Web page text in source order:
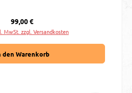
Regulärer Preis:
99,00 €
MwSt. zzgl. Versandkosten
den Warenkorb